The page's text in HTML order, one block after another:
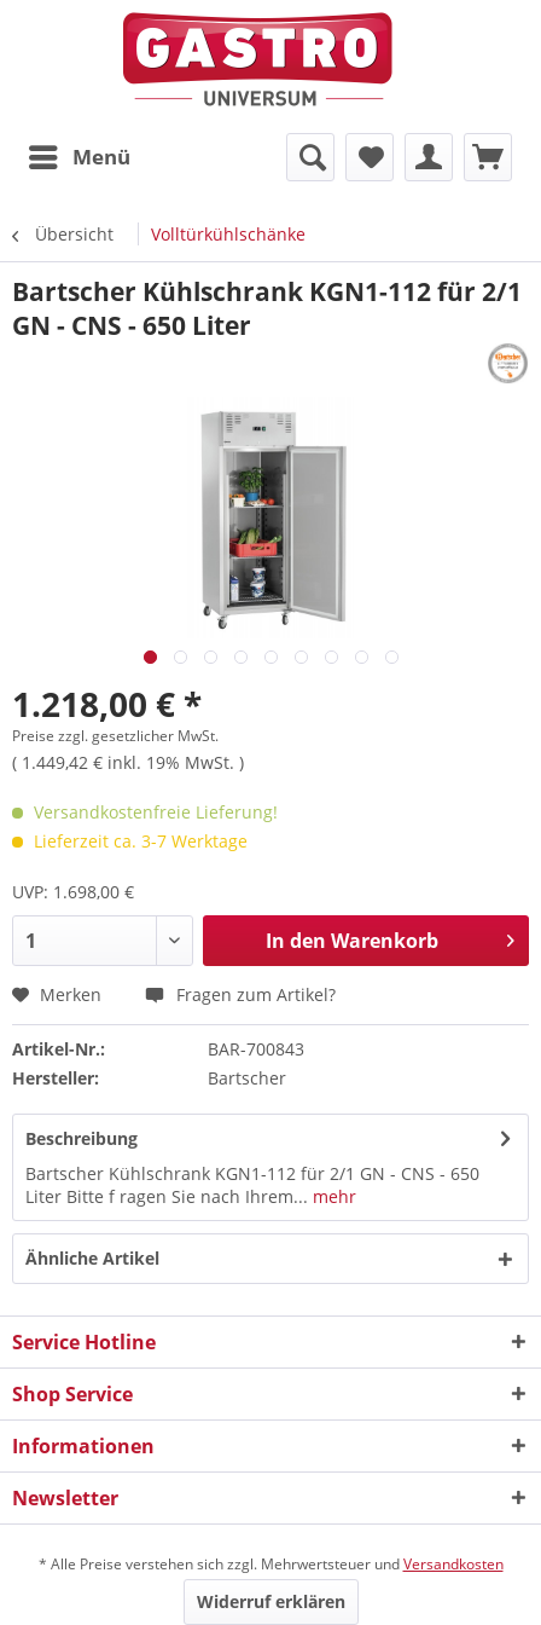
Menü
Übersicht Volltürkühlschänke
Bartscher Kühlschrank KGN1-112 für 2/1
GN - CNS - 650 Liter
1.218,00 € *
Preise zzgl. gesetzlicher MwSt.
( 1.449,42 € inkl. 19% MwSt. )
Versandkostenfreie Lieferung!
Lieferzeit ca. 3-7 Werktage
UVP: 1.698,00 €
In den Warenkorb
Merken Fragen zum Artikel?
Artikel-Nr.:
BAR-700843
Hersteller:
Bartscher
Beschreibung
Bartscher Kühlschrank KGN1-112 für 2/1 GN - CNS - 650
Liter Bitte f ragen Sie nach Ihrem... mehr
Ähnliche Artikel
Service Hotline
Shop Service
Informationen
Newsletter
* Alle Preise verstehen sich zzgl. Mehrwertsteuer undVersandkosten
Widerruf erklären